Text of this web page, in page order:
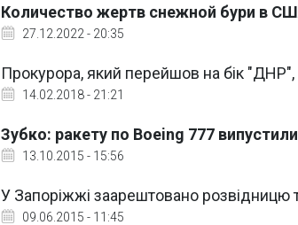
Количество жертв снежной бури в
27.12.2022 - 20:35
Прокурора, який перейшов на бік "ДНР",
14.02.2018 - 21:21
Зубко: ракету по Boeing 777
13.10.2015 - 15:56
У Запоріжжі заарештовано розвідницю
09.06.2015 - 11:45